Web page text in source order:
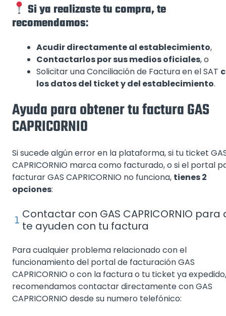
Si ya realizaste tu compra, te
recomendamos:
Acudir directamente al establecimiento,
Contactarlos por sus medios oficiales, o
Solicitar una Conciliación de Factura en el SAT
los datos del ticket y del establecimiento.
Ayuda para obtener tu factura GAS
CAPRICORNIO
Si sucede algún error en la plataforma, si tu ticket
CAPRICORNIO marca como facturado, o si el portal
facturar GAS CAPRICORNIO no funciona, tienes 2
opciones:
Contactar con GAS CAPRICORNIO para
te ayuden con tu factura
Para cualquier problema relacionado con el
funcionamiento del portal de facturación GAS
CAPRICORNIO o con la factura o tu ticket ya
recomendamos contactar directamente con GAS
CAPRICORNIO desde su numero telefónico: